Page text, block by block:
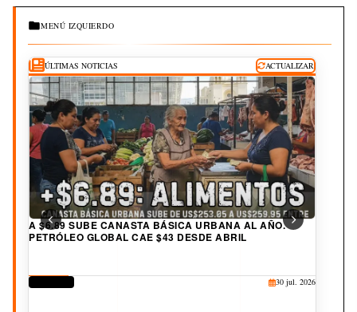
MENÚ IZQUIERDO
ÚLTIMAS NOTICIAS ACTUALIZAR
A $6.89 SUBE CANASTA BÁSICA URBANA AL AÑO.
PETRÓLEO GLOBAL CAE $43 DESDE ABRIL
DERECHOS
30 jul. 2026